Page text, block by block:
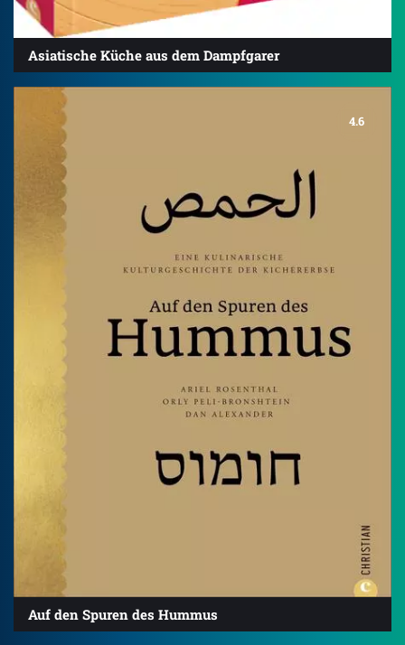
Asiatische Küche aus dem Dampfgarer
4.6
Auf den Spuren des Hummus